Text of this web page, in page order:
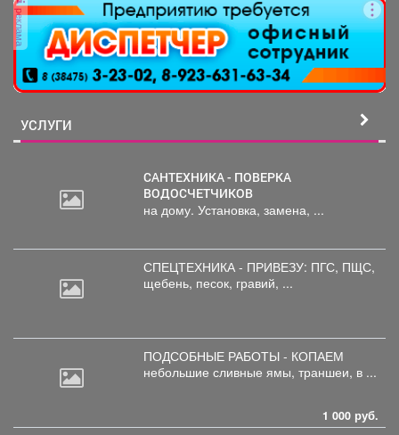
реклама
УСЛУГИ
САНТЕХНИКА - ПОВЕРКА
ВОДОСЧЕТЧИКОВ
на дому. Установка, замена, ...
СПЕЦТЕХНИКА - ПРИВЕЗУ: ПГС, ПЩС,
щебень, песок, гравий, ...
ПОДСОБНЫЕ РАБОТЫ - КОПАЕМ
небольшие сливные ямы, траншеи, в ...
1 000 руб.